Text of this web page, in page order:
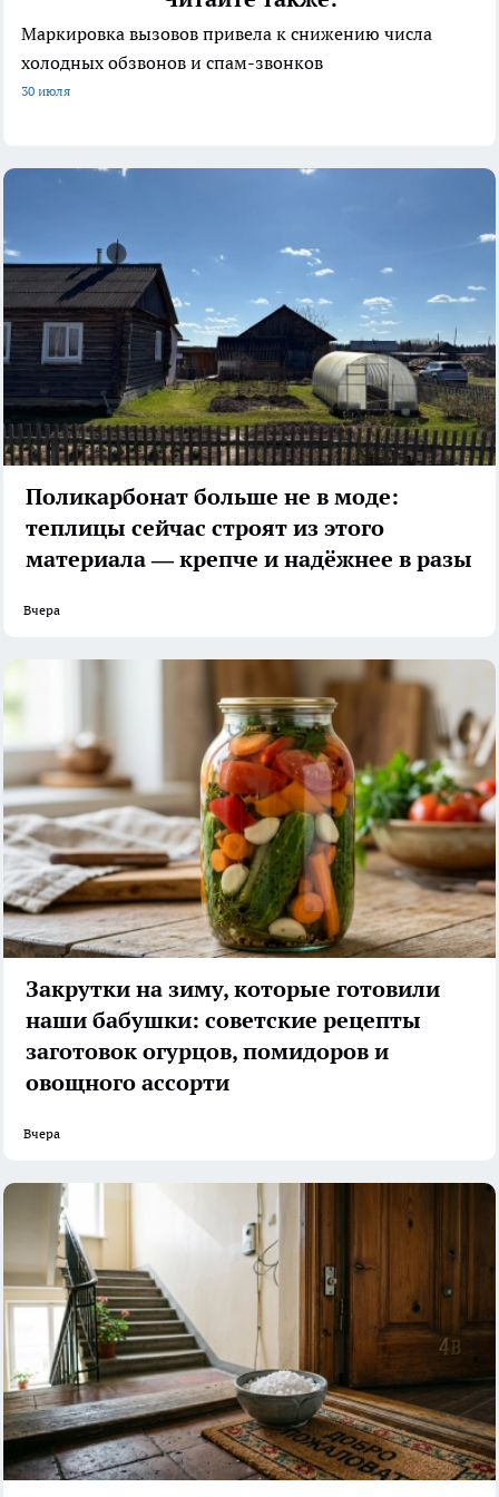
Маркировка вызовов привела к снижению числа
холодных обзвонов и спам-звонков
30 июля
Поликарбонат больше не в моде:
теплицы сейчас строят из этого
материала — крепче и надёжнее в разы
Вчера
Закрутки на зиму, которые готовили
наши бабушки: советские рецепты
заготовок огурцов, помидоров и
овощного ассорти
Вчера